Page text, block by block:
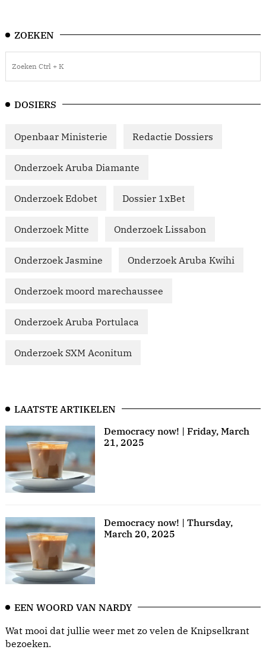
ZOEKEN
DOSIERS
Openbaar Ministerie Redactie Dossiers
Onderzoek Aruba Diamante
Onderzoek Edobet Dossier 1xBet
Onderzoek Mitte Onderzoek Lissabon
Onderzoek Jasmine Onderzoek Aruba Kwihi
Onderzoek moord marechaussee
Onderzoek Aruba Portulaca
Onderzoek SXM Aconitum
LAATSTE ARTIKELEN
Democracy now! | Friday, March
21, 2025
Democracy now! | Thursday,
March 20, 2025
EEN WOORD VAN NARDY
Wat mooi dat jullie weer met zo velen de Knipselkrant
bezoeken.